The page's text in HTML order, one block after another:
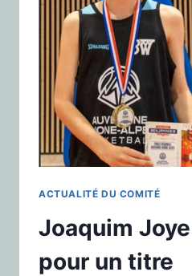
ACTUALITÉ DU COMITÉ
Joaquim
pour un titre